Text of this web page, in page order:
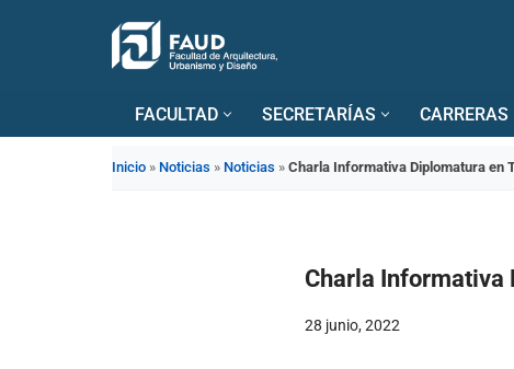
FACULTAD SECRETARÍAS CARRERAS
Inicio » Noticias » Noticias » Charla Informativa Diplomatura en
Charla Informativa
28 junio, 2022